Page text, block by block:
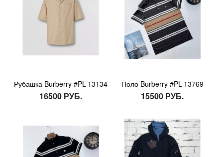
Рубашка Burberry #PL-13134
16500 РУБ.
Поло Burberry #PL-13769
15500 РУБ.